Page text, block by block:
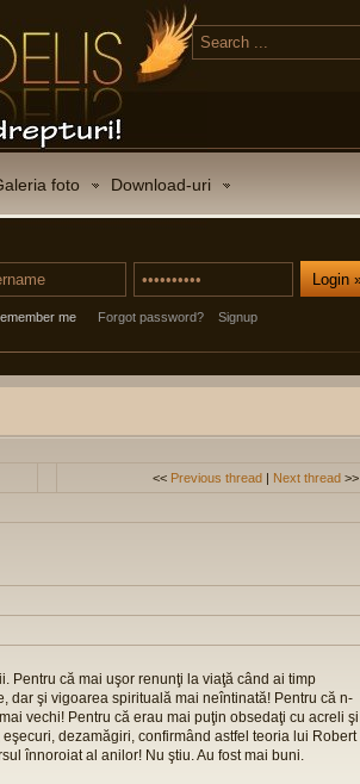
foto Download-uri
me Forgot password? Signup
<< Previous thread | Next thread >>
Pentru că mai uşor renunţi la viaţă când ai timp
dar şi vigoarea spirituală mai neîntinată! Pentru că n-
vechi! Pentru că erau mai puţin obsedaţi cu acreli şi
dezamăgiri, confirmând astfel teoria lui Robert
înnoroiat al anilor! Nu ştiu. Au fost mai buni.